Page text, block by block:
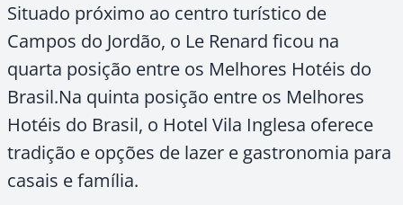
Situado próximo ao centro turístico de
Campos do Jordão, o Le Renard ficou na
quarta posição entre os Melhores Hotéis do
Brasil.Na quinta posição entre os Melhores
Hotéis do Brasil, o Hotel Vila Inglesa oferece
tradição e opções de lazer e gastronomia para
casais e família.